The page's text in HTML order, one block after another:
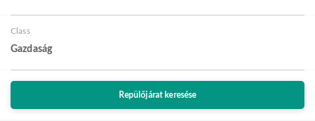
Class
Gazdaság
Repülőjárat keresése